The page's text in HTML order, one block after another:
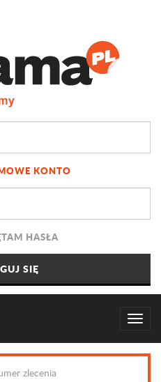
KONTO
HASŁA